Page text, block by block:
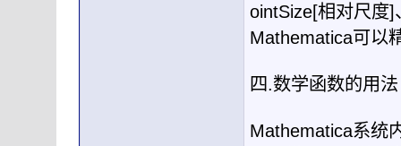
ointSize[相对尺度]
Mathematica可以
四.数学函数的用法
Mathematica系统